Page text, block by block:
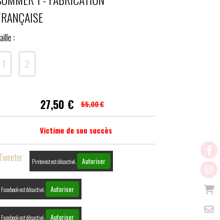
:
1 2
27,50 € 55,00 €
Victime de son succès
Pinterest est désactivé. Autoriser
Facebook est désactivé. Autoriser
Facebook est désactivé. Autoriser